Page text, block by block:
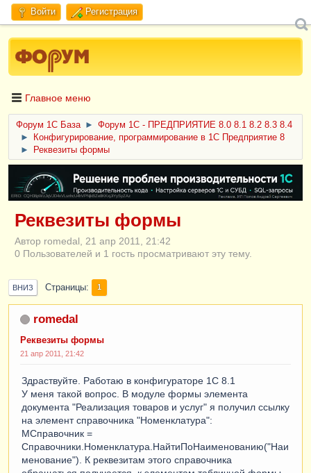
Войти Регистрация
Главное меню
Форум 1C База ►
Форум 1С - ПРЕДПРИЯТИЕ 8.0 8.1 8.2 8.3 8.4
►
Конфигурирование, программирование в 1С Предприятие 8
►
Реквезиты формы
ERID: CQH36pWzJqVJD4xVLsnhcU4hVPNjkBZe8KKxjJiYySyZAz
Реквезиты формы
Автор romedal, 21 апр 2011, 21:42
0 Пользователей и 1 гость просматривают эту тему.
ВНИЗ Страницы 1
romedal
Реквезиты формы
21 апр 2011, 21:42
Здраствуйте. Работаю в конфигураторе 1С 8.1
У меня такой вопрос. В модуле формы элемента
документа "Реализация товаров и услуг" я получил ссылку
на элемент справочника "Номенклатура":
МСправочник =
Справочники.Номенклатура.НайтиПоНаименованию("Наи
менование"). К реквезитам этого справочника